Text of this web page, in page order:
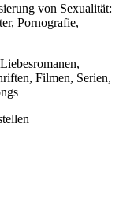
von Sexualität:
Pornografie,
Filmen, Serien,